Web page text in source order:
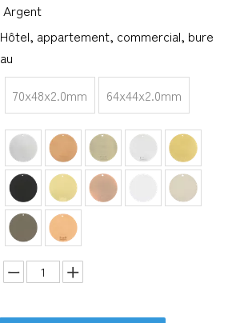
Argent
Hôtel, appartement, commercial, bure
au
70x48x2.0mm 64x44x2.0mm